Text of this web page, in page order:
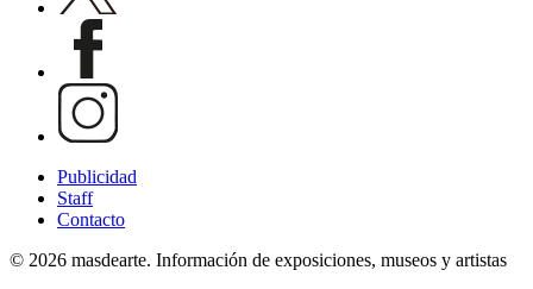
Publicidad
Staff
Contacto
© 2026 masdearte. Información de exposiciones, museos y artistas